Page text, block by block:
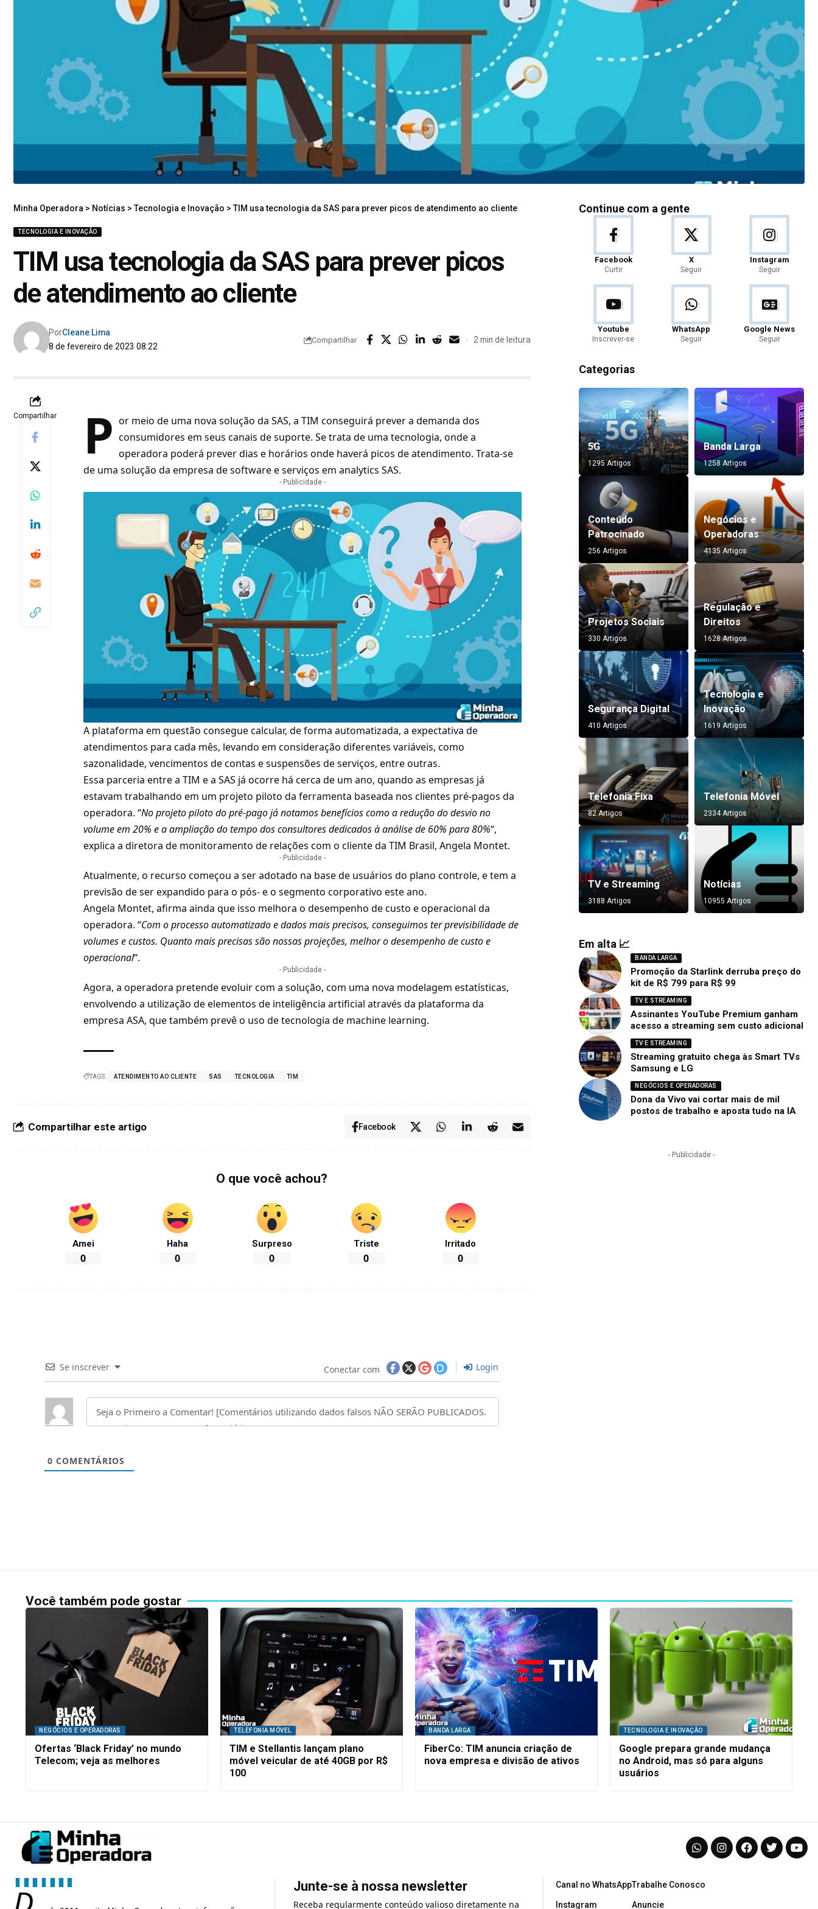
Minha Operadora > Notícias > Tecnologia e Inovação > TIM usa tecnologia da SAS para prever picos de atendimento ao cliente
TECNOLOGIA E INOVAÇÃO
TIM usa tecnologia da SAS para prever picos
de atendimento ao cliente
8 de fevereiro de 2023 08:22
PorCleane Lima
Compartilhar 2 min de leitura
Compartilhar P or meio de uma nova solução da SAS, a TIM conseguirá prever a demanda dos
consumidores em seus canais de suporte. Se trata de uma tecnologia, onde a
operadora poderá prever dias e horários onde haverá picos de atendimento. Trata-se
de uma solução da empresa de software e serviços em analytics SAS.
- Publicidade -
A plataforma em questão consegue calcular, de forma automatizada, a expectativa de
atendimentos para cada mês, levando em consideração diferentes variáveis, como
sazonalidade, vencimentos de contas e suspensões de serviços, entre outras.
Essa parceria entre a TIM e a SAS já ocorre há cerca de um ano, quando as empresas já
estavam trabalhando em um projeto piloto da ferramenta baseada nos clientes pré-pagos da
operadora. “No projeto piloto do pré-pago já notamos benefícios como a redução do desvio no
volume em 20% e a ampliação do tempo dos consultores dedicados à análise de 60% para 80%“,
explica a diretora de monitoramento de relações com o cliente da TIM Brasil, Angela Montet.
- Publicidade -
Atualmente, o recurso começou a ser adotado na base de usuários do plano controle, e tem a
previsão de ser expandido para o pós- e o segmento corporativo este ano.
Angela Montet, afirma ainda que isso melhora o desempenho de custo e operacional da
operadora. “Com o processo automatizado e dados mais precisos, conseguimos ter previsibilidade de
volumes e custos. Quanto mais precisas são nossas projeções, melhor o desempenho de custo e
operacional“.
- Publicidade -
Agora, a operadora pretende evoluir com a solução, com uma nova modelagem estatísticas,
envolvendo a utilização de elementos de inteligência artificial através da plataforma da
empresa ASA, que também prevê o uso de tecnologia de machine learning.
TAGS: ATENDIMENTO AO CLIENTE SAS TECNOLOGIA TIM
Compartilhar este artigo Facebook
O que você achou?
Amei
0
Haha
0
Surpreso
0
Triste
0
Irritado
0
Se inscrever Conectar com Login
0 COMENTÁRIOS
Continue com a gente
Facebook
Curtir
X
Seguir
Instagram
Seguir
Youtube
Inscrever-se
WhatsApp
Seguir
Google News
Seguir
Categorias
5G
1295 Artigos
Banda Larga
1258 Artigos
Conteúdo
Patrocinado
256 Artigos
Negócios e
Operadoras
4135 Artigos
Projetos Sociais
330 Artigos
Regulação e
Direitos
1628 Artigos
Segurança Digital
410 Artigos
Tecnologia e
Inovação
1619 Artigos
Telefonia Fixa
82 Artigos
Telefonia Móvel
2334 Artigos
TV e Streaming
3188 Artigos
Notícias
10955 Artigos
Em alta 📈
BANDA LARGA
Promoção da Starlink derruba preço do
kit de R$ 799 para R$ 99
TV E STREAMING
Assinantes YouTube Premium ganham
acesso a streaming sem custo adicional
TV E STREAMING
Streaming gratuito chega às Smart TVs
Samsung e LG
NEGÓCIOS E OPERADORAS
Dona da Vivo vai cortar mais de mil
postos de trabalho e aposta tudo na IA
- Publicidade -
Você também pode gostar
NEGÓCIOS E OPERADORAS
Ofertas ‘Black Friday’ no mundo
Telecom; veja as melhores
TELEFONIA MÓVEL
TIM e Stellantis lançam plano
móvel veicular de até 40GB por R$
100
BANDA LARGA
FiberCo: TIM anuncia criação de
nova empresa e divisão de ativos
TECNOLOGIA E INOVAÇÃO
Google prepara grande mudança
no Android, mas só para alguns
usuários
Junte-se à nossa newsletter
Receba regularmente conteúdo valioso diretamente na
Canal no WhatsApp
Instagram
Trabalhe Conosco
Anuncie